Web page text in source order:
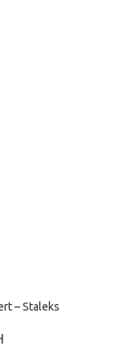
– Staleks